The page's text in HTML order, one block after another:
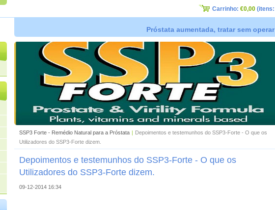
Próstata aumentada, tratar sem operar
SSP3 Forte - Remédio Natural para a Próstata | Depoimentos e testemunhos do SSP3-Forte - O que os
Utilizadores do SSP3-Forte dizem.
Depoimentos e testemunhos do SSP3-Forte - O que os
Utilizadores do SSP3-Forte dizem.
09-12-2014 16:34
Carrinho: €0,00 (itens: